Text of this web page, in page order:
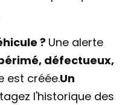
? Une alerte
défectueux,
est créée.Un
l'historique des